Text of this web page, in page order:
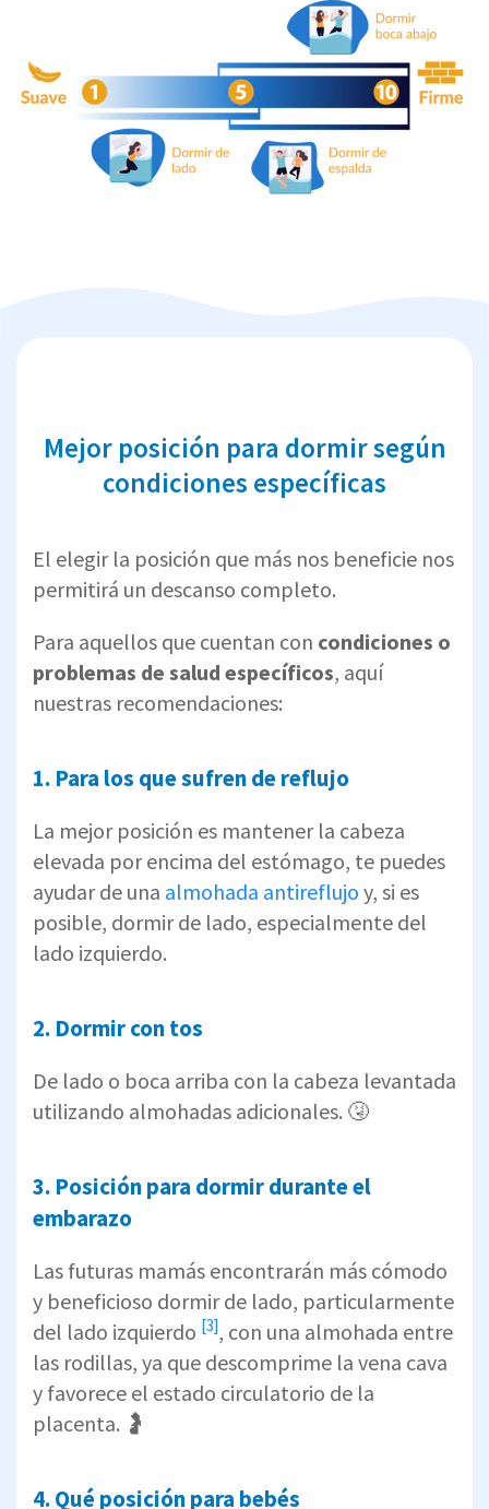
Mejor posición para dormir según
condiciones específicas
El elegir la posición que más nos beneficie nos
permitirá un descanso completo.
Para aquellos que cuentan con condiciones o
problemas de salud específicos, aquí
nuestras recomendaciones:
1. Para los que sufren de reflujo
La mejor posición es mantener la cabeza
elevada por encima del estómago, te puedes
ayudar de una almohada antireflujo y, si es
posible, dormir de lado, especialmente del
lado izquierdo.
2. Dormir con tos
De lado o boca arriba con la cabeza levantada
utilizando almohadas adicionales. 🤧
3. Posición para dormir durante el
embarazo
Las futuras mamás encontrarán más cómodo
y beneficioso dormir de lado, particularmente
del lado izquierdo [3], con una almohada entre
las rodillas, ya que descomprime la vena cava
y favorece el estado circulatorio de la
placenta. 🤰
4. Qué posición para bebés